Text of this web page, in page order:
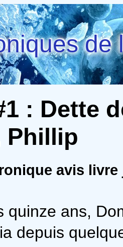
de
: Dette
Phillip
avis
quinze ans,
depuis